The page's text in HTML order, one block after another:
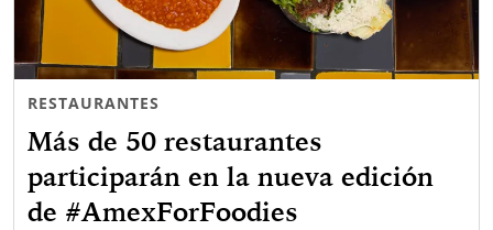
RESTAURANTES
Más de 50 restaurantes
participarán en la nueva edición
de #AmexForFoodies